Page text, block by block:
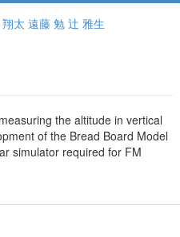
太 遠藤 勉 辻 雅生
the altitude in vertical
of the Bread Board Model
simulator required for FM